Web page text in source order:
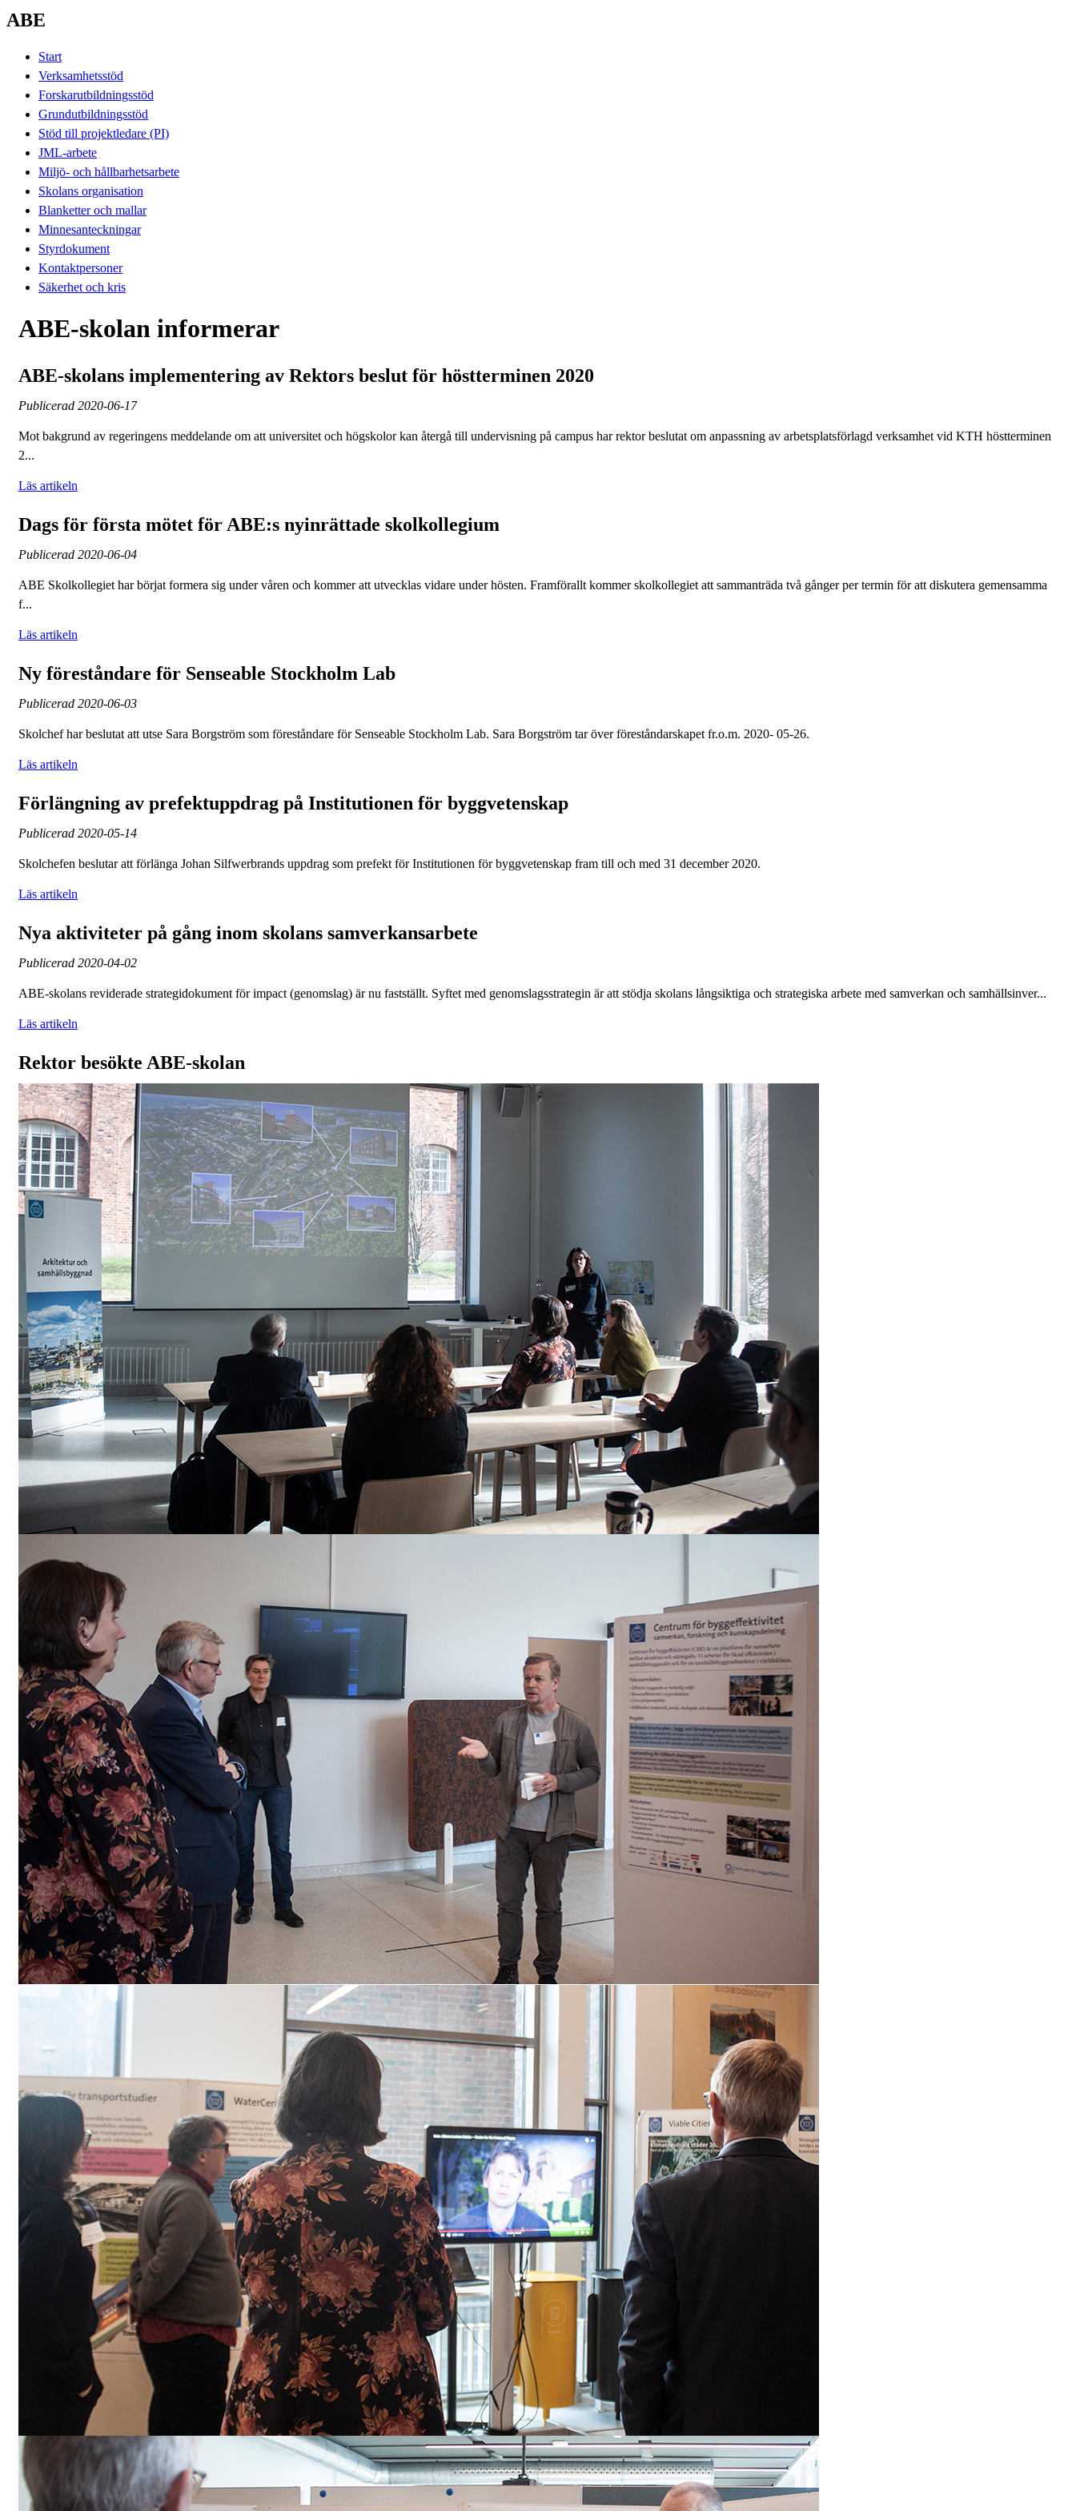
ABE
Start
Verksamhetsstöd
Forskarutbildningsstöd
Grundutbildningsstöd
Stöd till projektledare (PI)
JML-arbete
Miljö- och hållbarhetsarbete
Skolans organisation
Blanketter och mallar
Minnesanteckningar
Styrdokument
Kontaktpersoner
Säkerhet och kris
ABE-skolan informerar
ABE-skolans implementering av Rektors beslut för höstterminen 2020
Publicerad 2020-06-17
Mot bakgrund av regeringens meddelande om att universitet och högskolor kan återgå till undervisning på campus har rektor beslutat om anpassning av arbetsplatsförlagd verksamhet vid KTH höstterminen
2...
Läs artikeln
Dags för första mötet för ABE:s nyinrättade skolkollegium
Publicerad 2020-06-04
ABE Skolkollegiet har börjat formera sig under våren och kommer att utvecklas vidare under hösten. Framförallt kommer skolkollegiet att sammanträda två gånger per termin för att diskutera gemensamma
f...
Läs artikeln
Ny föreståndare för Senseable Stockholm Lab
Publicerad 2020-06-03
Skolchef har beslutat att utse Sara Borgström som föreståndare för Senseable Stockholm Lab. Sara Borgström tar över föreståndarskapet fr.o.m. 2020- 05-26.
Läs artikeln
Förlängning av prefektuppdrag på Institutionen för byggvetenskap
Publicerad 2020-05-14
Skolchefen beslutar att förlänga Johan Silfwerbrands uppdrag som prefekt för Institutionen för byggvetenskap fram till och med 31 december 2020.
Läs artikeln
Nya aktiviteter på gång inom skolans samverkansarbete
Publicerad 2020-04-02
ABE-skolans reviderade strategidokument för impact (genomslag) är nu fastställt. Syftet med genomslagsstrategin är att stödja skolans långsiktiga och strategiska arbete med samverkan och samhällsinver...
Läs artikeln
Rektor besökte ABE-skolan